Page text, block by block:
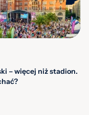
– więcej niż stadion.